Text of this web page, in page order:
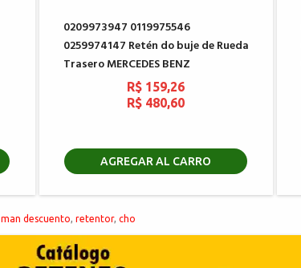
0209973947 0119975546
0259974147 Retén do buje de Rueda
Trasero MERCEDES BENZ
R$ 159,26
R$ 480,60
AGREGAR AL CARRO
man descuento retentor, cho